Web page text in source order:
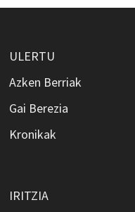
ULERTU
Azken Berriak
Gai Berezia
Kronikak
IRITZIA